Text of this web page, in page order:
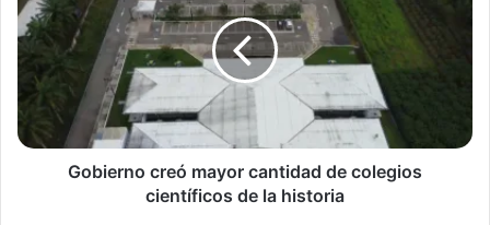
mayor
cantidad
de
colegios
científicos
la
Gobierno creó mayor cantidad de colegios
científicos de la historia